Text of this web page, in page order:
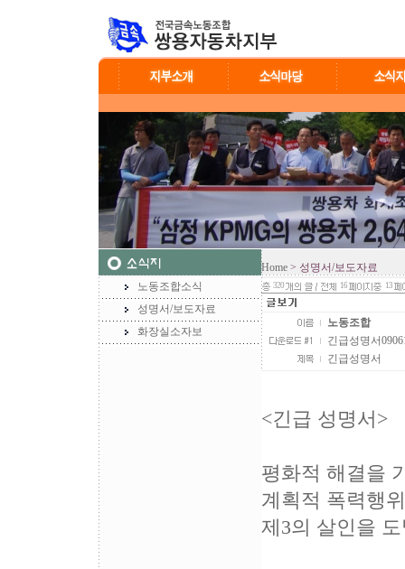
노동조합소식
성명서/보도자료
화장실소자보
Home > 성명서/보도자료
320 16 13
노동조합
긴급성명서
긴급성명서
<긴급 성명서>
평화적 해결을
계획적 폭력행
제3의 살인을